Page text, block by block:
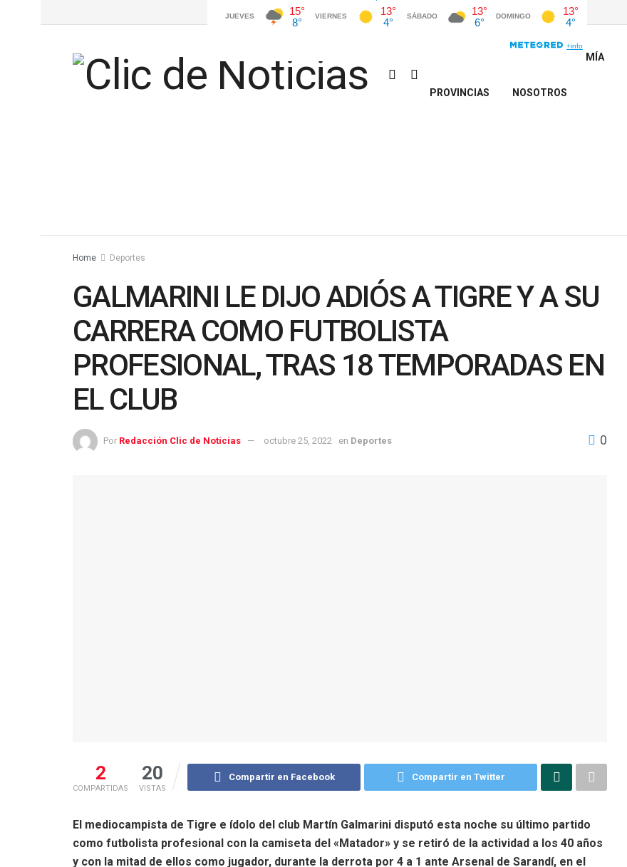
ECONOMÍA
PROVINCIAS NOSOTROS
Home Deportes
GALMARINI LE DIJO ADIÓS A TIGRE Y A SU
CARRERA COMO FUTBOLISTA
PROFESIONAL, TRAS 18 TEMPORADAS EN
EL CLUB
Por Redacción Clic de Noticias octubre 25, 2022 en Deportes 0
2
COMPARTIDAS
20
VISTAS
Compartir en Facebook Compartir en Twitter
El mediocampista de Tigre e ídolo del club Martín Galmarini disputó esta noche su último partido
como futbolista profesional con la camiseta del «Matador» y se retiró de la actividad a los 40 años
y con la mitad de ellos como jugador, durante la derrota por 4 a 1 ante Arsenal de Sarandí, en el